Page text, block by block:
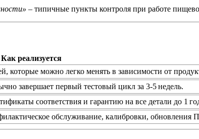
– типичные пункты контроля при работе
Как реализуется
которые можно легко менять в зависимости от
завершает первый тестовый цикл за 3‑5 недель.
соответствия и гарантию на все детали до 1
обслуживание, калибровки, обновления